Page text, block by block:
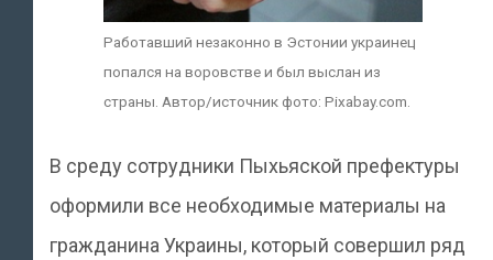
Работавший незаконно в Эстонии украинец
попался на воровстве и был выслан из
страны. Автор/источник фото: Pixabay.com.
В среду сотрудники Пыхьяской префектуры
оформили все необходимые материалы на
гражданина Украины, который совершил ряд